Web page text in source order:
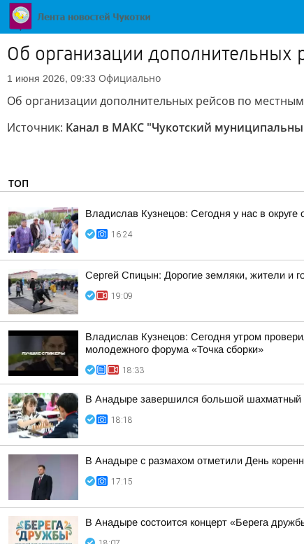
Об организации дополнительных
1 июня 2026, 09:33 Официально
Об организации дополнительных рейсов по
Источник: Канал в МАКС "Чукотский
ТОП
Владислав Кузнецов: Сегодня у нас в
16:24
Сергей Спицын: Дорогие земляки, жители и
19:09
Владислав Кузнецов: Сегодня утром
молодежного форума «Точка сборки»
18:33
В Анадыре завершился большой шахматный
18:18
В Анадыре с размахом отметили День
17:15
В Анадыре состоится концерт «Берега